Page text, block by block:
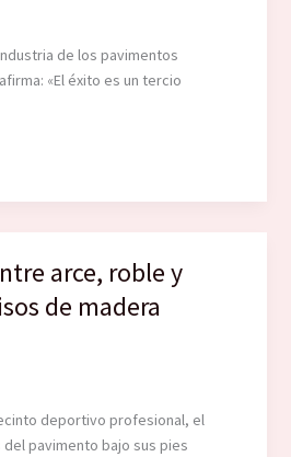
de los pavimentos
«El éxito es un tercio
arce, roble y
de madera
deportivo profesional, el
pavimento bajo sus pies